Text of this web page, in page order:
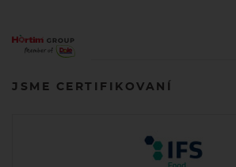
JSME CERTIFIKOVANÍ